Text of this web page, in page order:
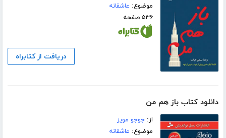
موضوع: عاشقانه
۵۳۶ صفحه
دریافت از کتابراه
دانلود کتاب باز هم من
از:جوجو مویز
موضوع: عاشقانه